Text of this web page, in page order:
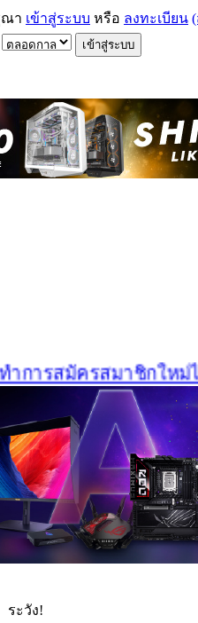
ณา เข้าสู่ระบบ หรือ ลงทะเบียน
ารสมัครสมาชิกใหม่ได้
ระวัง!